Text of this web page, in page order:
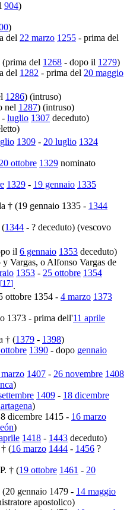
904)
)
del 22 marzo 1255 - prima del
(prima del 1268 - dopo il 1279)
del 1282 - prima del 20 maggio
1286) (intruso)
nel 1287) (intruso)
- luglio 1307 deceduto)
1309 - 20 luglio 1324
20 ottobre 1329 nominato
1329 - 19 gennaio 1335
† (19 gennaio 1335 - 1344
(1344 - ? deceduto) (vescovo
il 6 gennaio 1353 deceduto)
Vargas, o Alfonso Vargas de
1353 - 25 ottobre 1354
[17].
ottobre 1354 - 4 marzo 1373
1373 - prima dell'11 aprile
† (1379 - 1398)
1390 - dopo gennaio
1407 - 26 novembre 1408
)
1409 - 18 dicembre
)
dicembre 1415 - 16 marzo
)
1418 - 1443 deceduto)
(16 marzo 1444 - 1456 ?
† (19 ottobre 1461 - 20
(20 gennaio 1479 - 14 maggio
apostolico)